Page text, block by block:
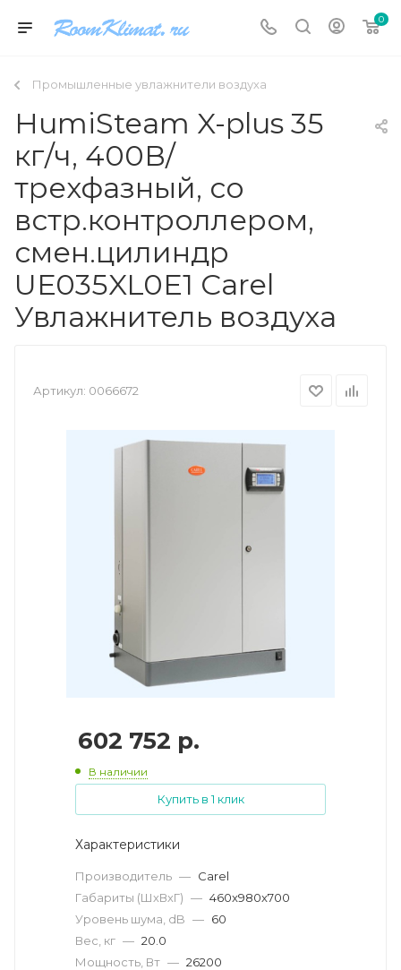
0
Промышленные увлажнители воздуха
HumiSteam X-plus 35
кг/ч, 400В/
трехфазный, со
встр.контроллером,
смен.цилиндр
UE035XL0E1 Carel
Увлажнитель воздуха
Артикул: 0066672
602 752 р.
В наличии
Купить в 1 клик
Характеристики
Производитель — Carel
Габариты (ШхВхГ) — 460x980x700
Уровень шума, dB — 60
Вес, кг — 20.0
Мощность, Вт — 26200